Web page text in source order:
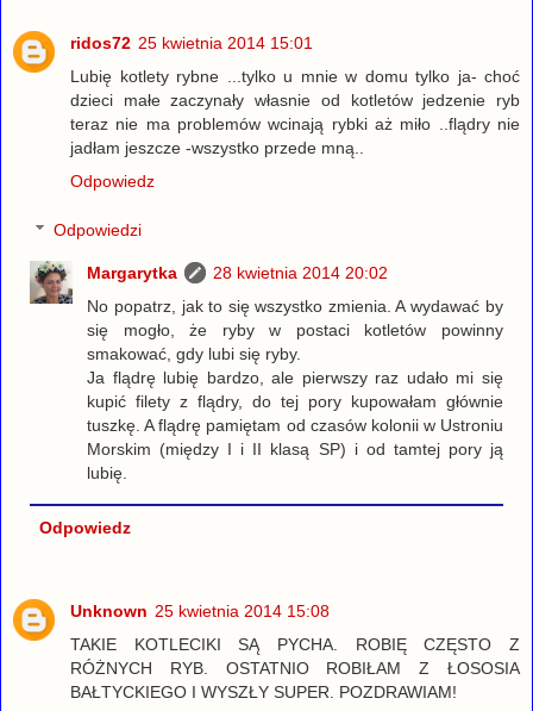
ridos72 25 kwietnia 2014 15:01
Lubię kotlety rybne ...tylko u mnie w domu tylko ja- choć
dzieci małe zaczynały własnie od kotletów jedzenie ryb
teraz nie ma problemów wcinają rybki aż miło ..flądry nie
jadłam jeszcze -wszystko przede mną..
Odpowiedz
Odpowiedzi
Margarytka
28 kwietnia 2014 20:02
No popatrz, jak to się wszystko zmienia. A wydawać by
się mogło, że ryby w postaci kotletów powinny
smakować, gdy lubi się ryby.
Ja flądrę lubię bardzo, ale pierwszy raz udało mi się
kupić filety z flądry, do tej pory kupowałam głównie
tuszkę. A flądrę pamiętam od czasów kolonii w Ustroniu
Morskim (między I i II klasą SP) i od tamtej pory ją
lubię.
Odpowiedz
Unknown 25 kwietnia 2014 15:08
TAKIE KOTLECIKI SĄ PYCHA. ROBIĘ CZĘSTO Z
RÓŻNYCH RYB. OSTATNIO ROBIŁAM Z ŁOSOSIA
BAŁTYCKIEGO I WYSZŁY SUPER. POZDRAWIAM!